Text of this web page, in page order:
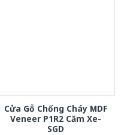
Cửa Gỗ Chống Cháy MDF
Veneer P1R2 Căm Xe-
SGD